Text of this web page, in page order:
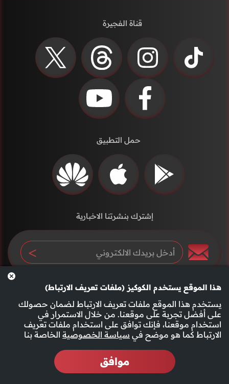
هذا الموقع يستخدم الكوكيز (ملفات تعريف الارتباط)
يستخدم هذا الموقع ملفات تعريف الارتباط لضمان حصولك
على أفضل تجربة على موقعنا. من خلال الاستمرار في
استخدام موقعنا، فإنك توافق على استخدام ملفات تعريف
الارتباط كما هو موضح في سياسة الخصوصية الخاصة بنا
موافق
قناة الفجيرة
حمل التطبيق
إشترك بنشرتنا الاخبارية
سياسة الخصوصية الأحكام والشروط